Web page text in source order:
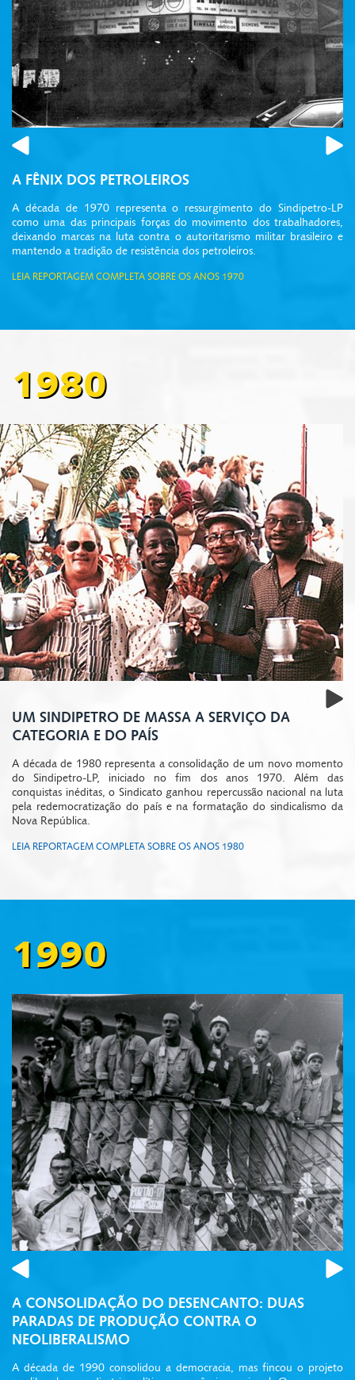
A FÊNIX DOS PETROLEIROS
A década de 1970 representa o ressurgimento do Sindipetro-LP
como uma das principais forças do movimento dos trabalhadores,
deixando marcas na luta contra o autoritarismo militar brasileiro e
mantendo a tradição de resistência dos petroleiros.
LEIA REPORTAGEM COMPLETA SOBRE OS ANOS 1970
1980
UM SINDIPETRO DE MASSA A SERVIÇO DA
CATEGORIA E DO PAÍS
A década de 1980 representa a consolidação de um novo momento
do Sindipetro-LP, iniciado no fim dos anos 1970. Além das
conquistas inéditas, o Sindicato ganhou repercussão nacional na luta
pela redemocratização do país e na formatação do sindicalismo da
Nova República.
LEIA REPORTAGEM COMPLETA SOBRE OS ANOS 1980
1990
A CONSOLIDAÇÃO DO DESENCANTO: DUAS
PARADAS DE PRODUÇÃO CONTRA O
NEOLIBERALISMO
A década de 1990 consolidou a democracia, mas fincou o projeto